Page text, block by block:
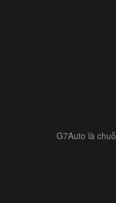
G7Auto là